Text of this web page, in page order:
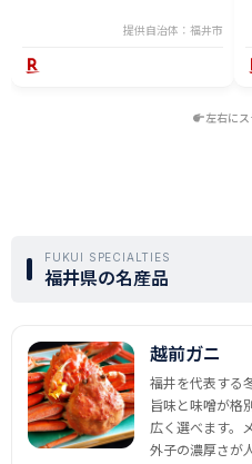
提供自治体：福井市
左右に
FUKUI SPECIALTIES
福井県の名産品
越前ガニ
福井を代表する
旨味と味噌が格
広く選べます。
外子の濃厚さが